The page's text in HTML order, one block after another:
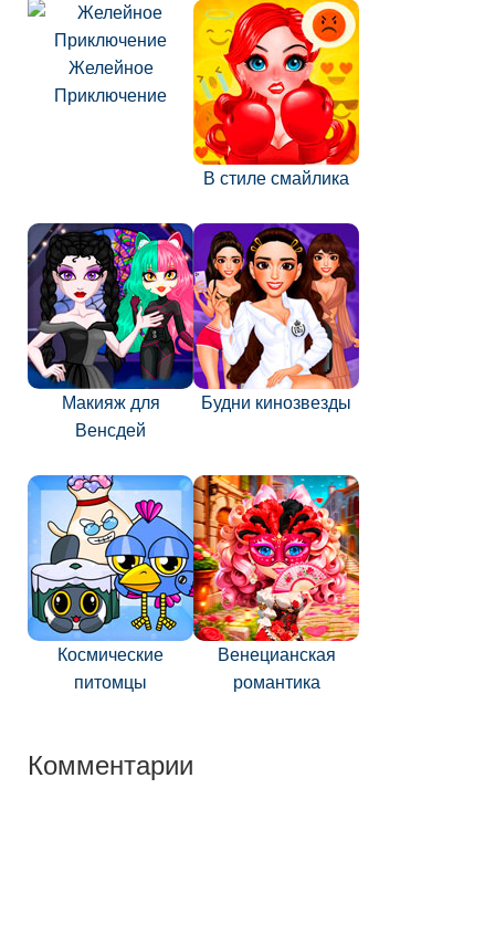
Желейное
Приключение
В стиле смайлика
Макияж для
Венсдей
Будни кинозвезды
Космические
питомцы
Венецианская
романтика
Комментарии